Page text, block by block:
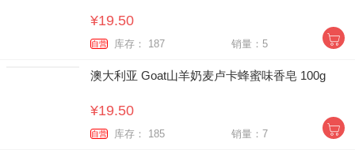
¥19.50
自营 库存： 187 销量：5
澳大利亚 Goat山羊奶麦卢卡蜂蜜味香皂 100g
¥19.50
自营 库存： 185 销量：7